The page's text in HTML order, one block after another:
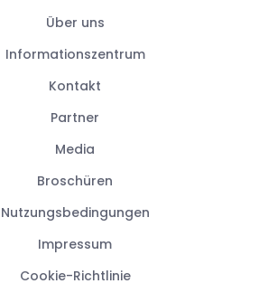
Über uns
Informationszentrum
Kontakt
Partner
Media
Broschüren
Nutzungsbedingungen
Impressum
Cookie-Richtlinie